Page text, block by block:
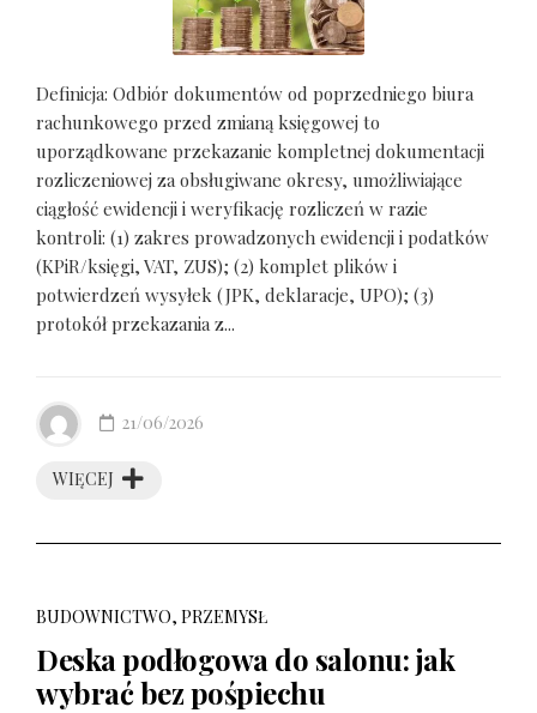
Definicja: Odbiór dokumentów od poprzedniego biura
rachunkowego przed zmianą księgowej to
uporządkowane przekazanie kompletnej dokumentacji
rozliczeniowej za obsługiwane okresy, umożliwiające
ciągłość ewidencji i weryfikację rozliczeń w razie
kontroli: (1) zakres prowadzonych ewidencji i podatków
(KPiR/księgi, VAT, ZUS); (2) komplet plików i
potwierdzeń wysyłek (JPK, deklaracje, UPO); (3)
protokół przekazania z...
WIĘCEJ
21/06/2026
BUDOWNICTWO, PRZEMYSŁ
Deska podłogowa do salonu: jak
wybrać bez pośpiechu